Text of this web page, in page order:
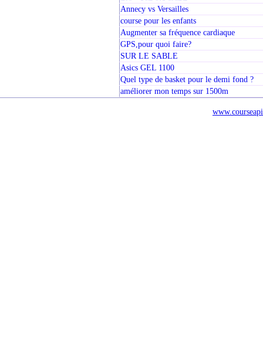
Annecy vs Versailles
course pour les enfants
Augmenter sa fréquence cardiaque
GPS,pour quoi faire?
SUR LE SABLE
Asics GEL 1100
Quel type de basket pour le demi fond ?
améliorer mon temps sur 1500m